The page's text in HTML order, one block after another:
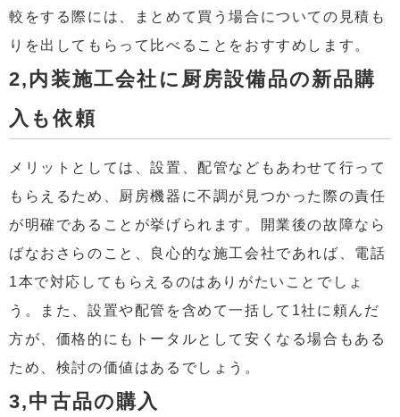
較をする際には、まとめて買う場合についての見積も
りを出してもらって比べることをおすすめします。
2,内装施工会社に厨房設備品の新品購
入も依頼
メリットとしては、設置、配管などもあわせて行って
もらえるため、厨房機器に不調が見つかった際の責任
が明確であることが挙げられます。開業後の故障なら
ばなおさらのこと、良心的な施工会社であれば、電話
1本で対応してもらえるのはありがたいことでしょ
う。また、設置や配管を含めて一括して1社に頼んだ
方が、価格的にもトータルとして安くなる場合もある
ため、検討の価値はあるでしょう。
3,中古品の購入